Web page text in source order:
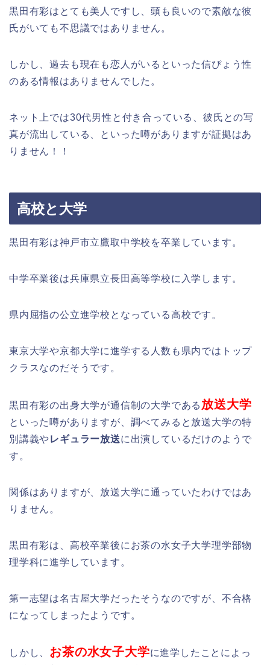
黒田有彩はとても美人ですし、頭も良いので素敵な彼
氏がいても不思議ではありません。
しかし、過去も現在も恋人がいるといった信ぴょう性
のある情報はありませんでした。
ネット上では30代男性と付き合っている、彼氏との写
真が流出している、といった噂がありますが証拠はあ
りません！！
高校と大学
黒田有彩は神戸市立鷹取中学校を卒業しています。
中学卒業後は兵庫県立長田高等学校に入学します。
県内屈指の公立進学校となっている高校です。
東京大学や京都大学に進学する人数も県内ではトップ
クラスなのだそうです。
黒田有彩の出身大学が通信制の大学である 放送大学
といった噂がありますが、調べてみると放送大学の特
別講義やレギュラー放送に出演しているだけのようで
す。
関係はありますが、放送大学に通っていたわけではあ
りません。
黒田有彩は、高校卒業後にお茶の水女子大学理学部物
理学科に進学しています。
第一志望は名古屋大学だったそうなのですが、不合格
になってしまったようです。
しかし、 お茶の水女子大学に進学したことによっ